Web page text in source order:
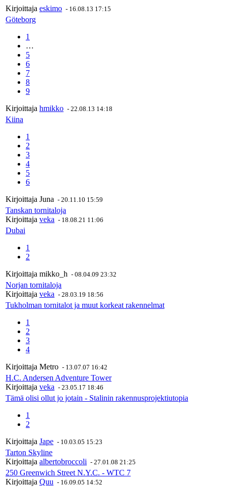
Kirjoittaja eskimo - 16.08.13 17:15
Göteborg
1
…
5
6
7
8
9
Kirjoittaja hmikko - 22.08.13 14:18
Kiina
1
2
3
4
5
6
Kirjoittaja Juna - 20.11.10 15:59
Tanskan tornitaloja
Kirjoittaja veka - 18.08.21 11:06
Dubai
1
2
Kirjoittaja mikko_h - 08.04.09 23:32
Norjan tornitaloja
Kirjoittaja veka - 28.03.19 18:56
Tukholman tornitalot ja muut korkeat rakennelmat
1
2
3
4
Kirjoittaja Metro - 13.07.07 16:42
H.C. Andersen Adventure Tower
Kirjoittaja veka - 23.05.17 18:46
Tämä olisi ollut jo jotain - Stalinin rakennusprojektiutopia
1
2
Kirjoittaja Jape - 10.03.05 15:23
Tarton Skyline
Kirjoittaja albertobroccoli - 27.01.08 21:25
250 Greenwich Street N.Y.C. - WTC 7
Kirjoittaja Quu - 16.09.05 14:52